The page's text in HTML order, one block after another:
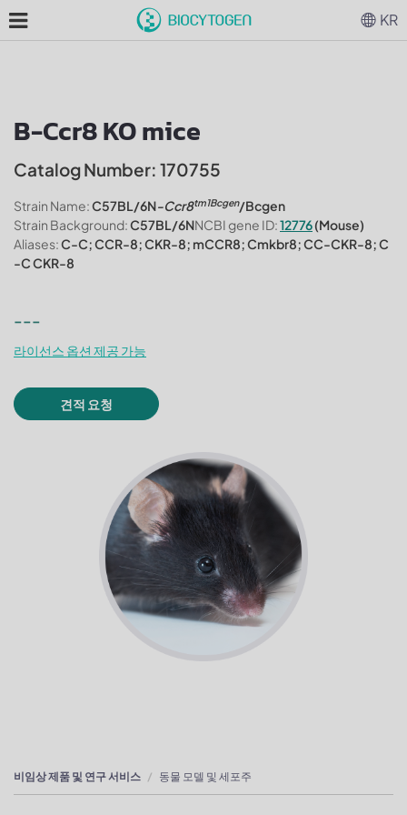
B-Ccr8 KO mice
Catalog Number: 170755
Strain Name:C57BL/6N-Ccr8tm1Bcgen/Bcgen
Strain Background:C57BL/6NNCBI gene ID:12776(Mouse)
Aliases:C-C; CCR-8; CKR-8; mCCR8; Cmkbr8; CC-CKR-8; C
-C CKR-8
---
라이선스 옵션 제공 가능
견적 요청
비임상 제품 및 연구 서비스 동물 모델 및 세포주
KR